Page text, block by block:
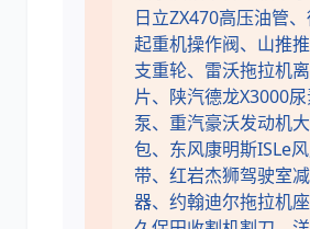
日立ZX470高压油管
起重机操作阀、山推
支重轮、雷沃拖拉机
片、陕汽德龙X3000
泵、重汽豪沃发动机
包、东风康明斯ISLe
带、红岩杰狮驾驶室
器、约翰迪尔拖拉机座